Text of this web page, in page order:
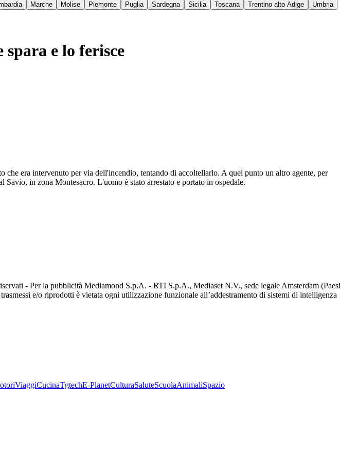
Marche Molise Piemonte Puglia Sardegna Sicilia Toscana Trentino alto Adige
Umbria
e lo ferisce
era intervenuto per via dell'incendio, tentando di accoltellarlo. A quel punto un altro agente, per
in zona Montesacro. L'uomo è stato arrestato e portato in ospedale.
- Per la pubblicità Mediamond S.p.A. - RTI S.p.A., Mediaset N.V., sede legale Amsterdam (Paesi
e/o riprodotti è vietata ogni utilizzazione funzionale all’addestramento di sistemi di intelligenza
ViaggiCucinaTgtechE-PlanetCulturaSaluteScuolaAnimaliSpazio